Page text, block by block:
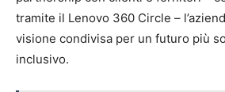
tramite il Lenovo 360 Circle –
visione condivisa per un futuro più
inclusivo.